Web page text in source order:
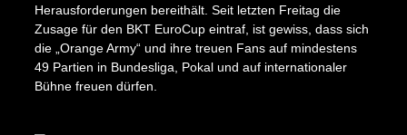
Impressum Datenschutz AGB
Herausforderungen bereithält. Seit letzten Freitag die
Zusage für den BKT EuroCup eintraf, ist gewiss, dass sich
die „Orange Army“ und ihre treuen Fans auf mindestens
49 Partien in Bundesliga, Pokal und auf internationaler
Bühne freuen dürfen.